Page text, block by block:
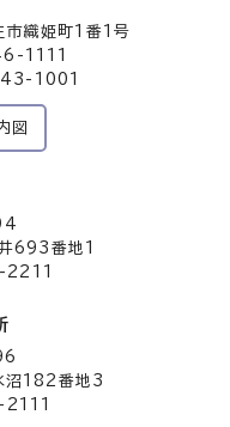
織姫町1番1号
1111
43-1001
図
693番地1
2211
沼182番地3
2111